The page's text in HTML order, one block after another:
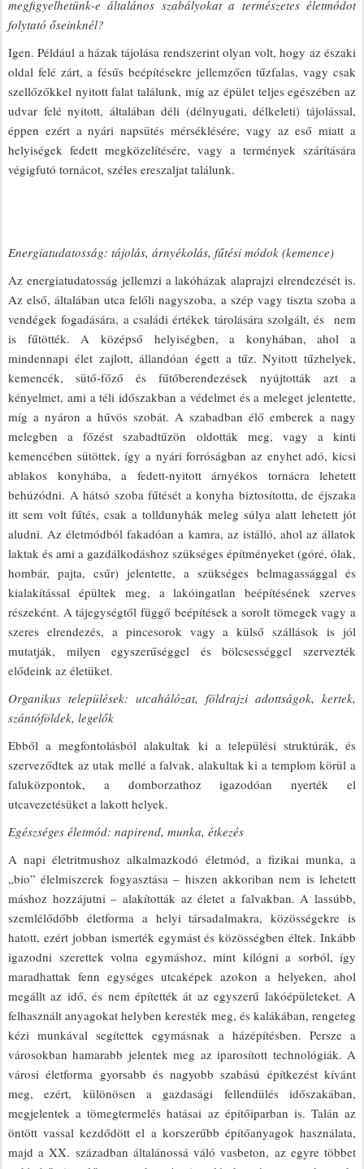
megfigyelhetünk-e általános szabályokat a természetes életmódot
folytató őseinknél?
Igen. Például a házak tájolása rendszerint olyan volt, hogy az északi
oldal felé zárt, a fésűs beépítésekre jellemzően tűzfalas, vagy csak
szellőzőkkel nyitott falat találunk, míg az épület teljes egészében az
udvar felé nyitott, általában déli (délnyugati, délkeleti) tájolással,
éppen ezért a nyári napsütés mérséklésére, vagy az eső miatt a
helyiségek fedett megközelítésére, vagy a termények szárítására
végigfutó tornácot, széles ereszaljat találunk.
Energiatudatosság: tájolás, árnyékolás, fűtési módok (kemence)
Az energiatudatosság jellemzi a lakóházak alaprajzi elrendezését is.
Az első, általában utca felőli nagyszoba, a szép vagy tiszta szoba a
vendégek fogadására, a családi értékek tárolására szolgált, és nem
is fűtötték. A középső helyiségben, a konyhában, ahol a
mindennapi élet zajlott, állandóan égett a tűz. Nyitott tűzhelyek,
kemencék, sütő-főző és fűtőberendezések nyújtották azt a
kényelmet, ami a téli időszakban a védelmet és a meleget jelentette,
míg a nyáron a hűvös szobát. A szabadban élő emberek a nagy
melegben a főzést szabadtűzön oldották meg, vagy a kinti
kemencében sütöttek, így a nyári forróságban az enyhet adó, kicsi
ablakos konyhába, a fedett-nyitott árnyékos tornácra lehetett
behúzódni. A hátsó szoba fűtését a konyha biztosította, de éjszaka
itt sem volt fűtés, csak a tolldunyhák meleg súlya alatt lehetett jót
aludni. Az életmódból fakadóan a kamra, az istálló, ahol az állatok
laktak és ami a gazdálkodáshoz szükséges építményeket (góré, ólak,
hombár, pajta, csűr) jelentette, a szükséges belmagassággal és
kialakítással épültek meg, a lakóingatlan beépítésének szerves
részeként. A tájegységtől függő beépítések a sorolt tömegek vagy a
szeres elrendezés, a pincesorok vagy a külső szállások is jól
mutatják, milyen egyszerűséggel és bölcsességgel szervezték
elődeink az életüket.
Organikus települések: utcahálózat, földrajzi adottságok, kertek,
szántóföldek, legelők
Ebből a megfontolásból alakultak ki a települési struktúrák, és
szerveződtek az utak mellé a falvak, alakultak ki a templom körül a
faluközpontok, a domborzathoz igazodóan nyerték el
utcavezetésüket a lakott helyek.
Egészséges életmód: napirend, munka, étkezés
A napi életritmushoz alkalmazkodó életmód, a fizikai munka, a
„bio” élelmiszerek fogyasztása – hiszen akkoriban nem is lehetett
máshoz hozzájutni – alakították az életet a falvakban. A lassúbb,
szemlélődőbb életforma a helyi társadalmakra, közösségekre is
hatott, ezért jobban ismerték egymást és közösségben éltek. Inkább
igazodni szerettek volna egymáshoz, mint kilógni a sorból, így
maradhattak fenn egységes utcaképek azokon a helyeken, ahol
megállt az idő, és nem építették át az egyszerű lakóépületeket. A
felhasznált anyagokat helyben keresték meg, és kalákában, rengeteg
kézi munkával segítettek egymásnak a házépítésben. Persze a
városokban hamarabb jelentek meg az iparosított technológiák. A
városi életforma gyorsabb és nagyobb szabású építkezést kívánt
meg, ezért, különösen a gazdasági fellendülés időszakában,
megjelentek a tömegtermelés hatásai az építőiparban is. Talán az
öntött vassal kezdődött el a korszerűbb építőanyagok használata,
majd a XX. században általánossá váló vasbeton, az egyre többet